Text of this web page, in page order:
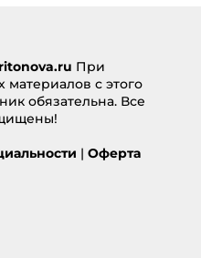
При
с этого
обязательна. Все
| Оферта